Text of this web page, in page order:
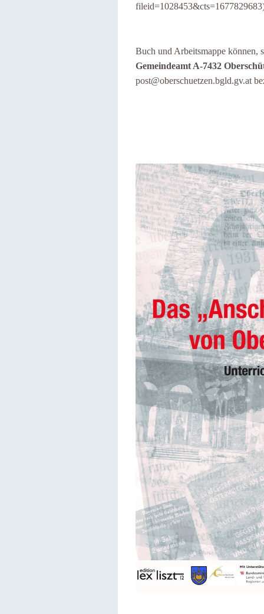
Buch und Arbeitsmappe können,
Gemeindeamt A-7432
post@oberschuetzen.bgld.gv.at